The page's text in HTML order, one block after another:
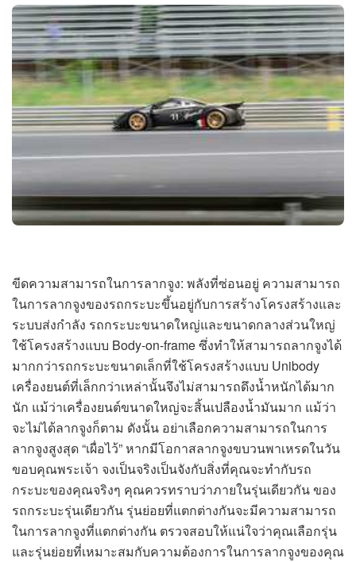
ขีดความสามารถในการลากจูง: พลังที่ซ่อนอยู่ ความสามารถ
ในการลากจูงของรถกระบะขึ้นอยู่กับการสร้างโครงสร้างและ
ระบบส่งกำลัง รถกระบะขนาดใหญ่และขนาดกลางส่วนใหญ่
ใช้โครงสร้างแบบ Body-on-frame ซึ่งทำให้สามารถลากจูงได้
มากกว่ารถกระบะขนาดเล็กที่ใช้โครงสร้างแบบ Unibody
เครื่องยนต์ที่เล็กกว่าเหล่านั้นจึงไม่สามารถดึงน้ำหนักได้มาก
นัก แม้ว่าเครื่องยนต์ขนาดใหญ่จะสิ้นเปลืองน้ำมันมาก แม้ว่า
จะไม่ได้ลากจูงก็ตาม ดังนั้น อย่าเลือกความสามารถในการ
ลากจูงสูงสุด “เผื่อไว้” หากมีโอกาสลากจูงขบวนพาเหรดในวัน
ขอบคุณพระเจ้า จงเป็นจริงเป็นจังกับสิ่งที่คุณจะทำกับรถ
กระบะของคุณจริงๆ คุณควรทราบว่าภายในรุ่นเดียวกัน ของ
รถกระบะรุ่นเดียวกัน รุ่นย่อยที่แตกต่างกันจะมีความสามารถ
ในการลากจูงที่แตกต่างกัน ตรวจสอบให้แน่ใจว่าคุณเลือกรุ่น
และรุ่นย่อยที่เหมาะสมกับความต้องการในการลากจูงของคุณ